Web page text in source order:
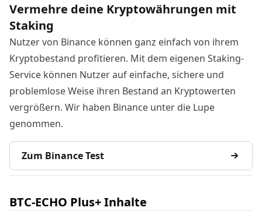
Vermehre deine Kryptowährungen mit
Staking
Nutzer von Binance können ganz einfach von ihrem
Kryptobestand profitieren. Mit dem eigenen Staking-
Service können Nutzer auf einfache, sichere und
problemlose Weise ihren Bestand an Kryptowerten
vergrößern. Wir haben Binance unter die Lupe
genommen.
Zum Binance Test
BTC-ECHO Plus+ Inhalte